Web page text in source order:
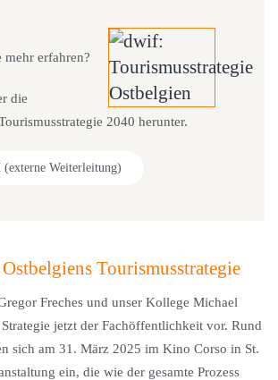
mehr erfahren?
die
2040 herunter.
(externe Weiterleitung)
Tourismusstrategie
Freches und unser Kollege Michael
jetzt der Fachöffentlichkeit vor. Rund
sich am 31. März 2025 im Kino Corso in St.
ein, die wie der gesamte Prozess